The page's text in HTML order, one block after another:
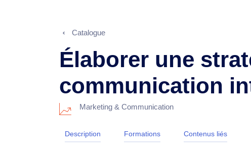
Catalogue
Élaborer une
communication
Marketing & Communication
Description Formations Contenus liés